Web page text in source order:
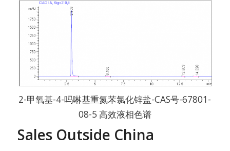
2-甲氧基-4-吗啉基重氮苯氯化锌盐-CAS号-67801-
08-5 高效液相色谱
Sales Outside China